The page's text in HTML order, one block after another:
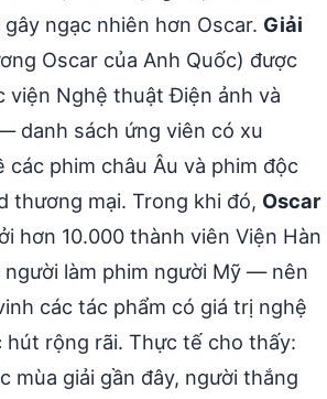
ngạc nhiên hơn Oscar. Giải
Oscar của Anh Quốc) được
viện Nghệ thuật Điện ảnh và
danh sách ứng viên có xu
các phim châu Âu và phim độc
thương mại. Trong khi đó, Oscar
hơn 10.000 thành viên Viện Hàn
làm phim người Mỹ — nên
các tác phẩm có giá trị nghệ
rộng rãi. Thực tế cho thấy:
mùa giải gần đây, người thắng